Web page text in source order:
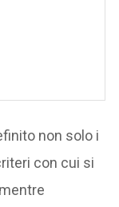
non solo i
con cui si